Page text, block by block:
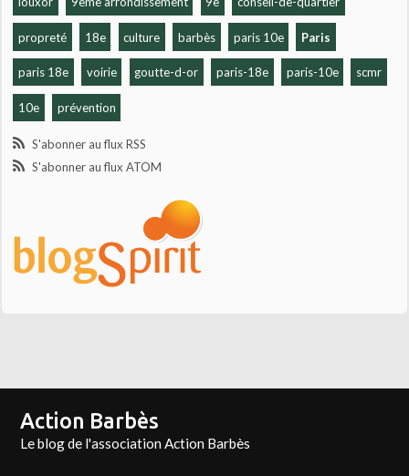
propreté 18e culture barbès paris 10e Paris
paris 18e voirie goutte-d-or paris-18e paris-10e scmr
10e prévention
S'abonner au flux RSS
S'abonner au flux ATOM
Action Barbès
Le blog de l'association Action Barbès